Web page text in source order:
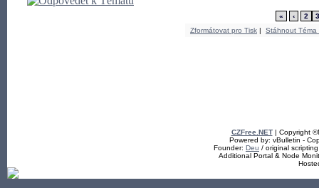
« ‹ 2
3
Zformátovat pro Tisk | Stáhnout Téma
CZFree.NET| Copyright
Powered by: vBulletin -
Founder: Deu / original
Additional Portal & Node